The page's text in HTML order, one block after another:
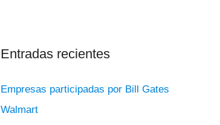
Entradas recientes
Empresas participadas por Bill Gates
Walmart